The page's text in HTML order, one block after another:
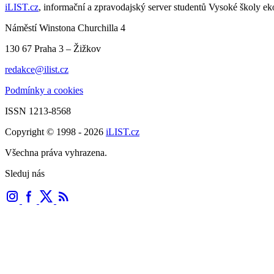
iLIST.cz, informační a zpravodajský server studentů Vysoké školy
Náměstí Winstona Churchilla 4
130 67 Praha 3 – Žižkov
redakce@ilist.cz
Podmínky a cookies
ISSN 1213-8568
Copyright © 1998 - 2026 iLIST.cz
Všechna práva vyhrazena.
Sleduj nás